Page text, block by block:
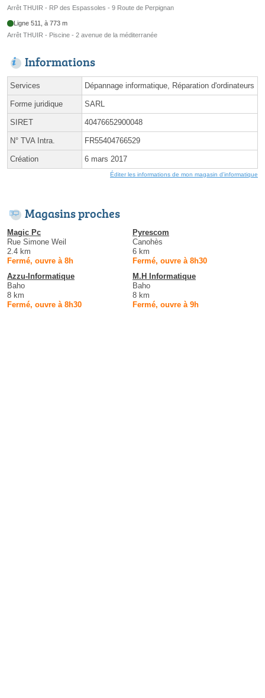
Arrêt THUIR - RP des Espassoles - 9 Route de Perpignan
Ligne 511, à 773 m
Arrêt THUIR - Piscine - 2 avenue de la méditerranée
Informations
Services Dépannage informatique, Réparation d'ordinateurs
Forme juridique SARL
SIRET 40476652900048
N° TVA Intra. FR55404766529
Création 6 mars 2017
Éditer les informations de mon magasin d'informatique
Magasins proches
Magic Pc
Rue Simone Weil
2.4 km
Fermé, ouvre à 8h
Pyrescom
Canohès
6 km
Fermé, ouvre à 8h30
Azzu-Informatique
Baho
8 km
Fermé, ouvre à 8h30
M.H Informatique
Baho
8 km
Fermé, ouvre à 9h